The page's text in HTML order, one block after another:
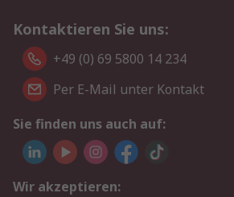
Kontaktieren Sie uns:
+49 (0) 69 5800 14 234
Per E-Mail unter Kontakt
Sie finden uns auch auf:
Wir akzeptieren: